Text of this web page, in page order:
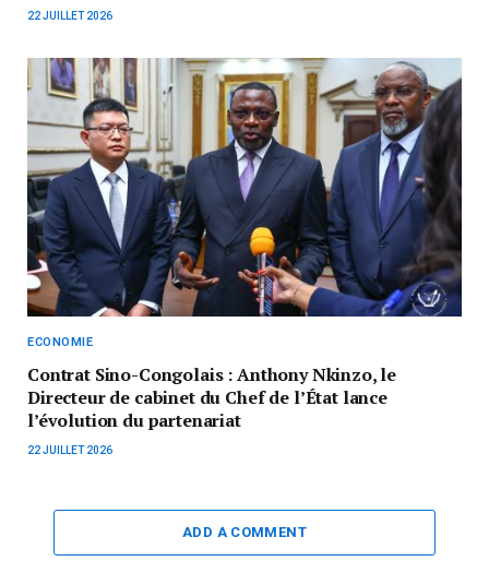
22 JUILLET 2026
ECONOMIE
Contrat Sino-Congolais : Anthony Nkinzo, le
Directeur de cabinet du Chef de l’État lance
l’évolution du partenariat
22 JUILLET 2026
ADD A COMMENT